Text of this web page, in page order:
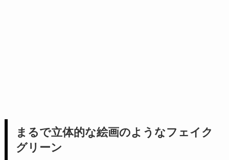
まるで立体的な絵画のようなフェイク
グリーン